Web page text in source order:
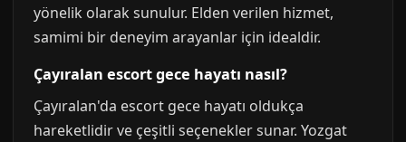
yönelik olarak sunulur. Elden verilen hizmet,
samimi bir deneyim arayanlar için idealdir.
Çayıralan escort gece hayatı nasıl?
Çayıralan'da escort gece hayatı oldukça
hareketlidir ve çeşitli seçenekler sunar. Yozgat